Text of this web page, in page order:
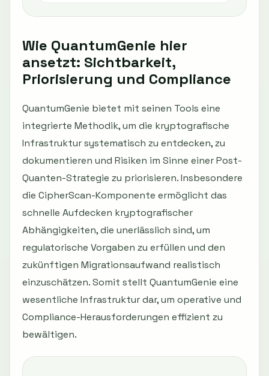
Wie QuantumGenie hier
ansetzt: Sichtbarkeit,
Priorisierung und Compliance
QuantumGenie bietet mit seinen Tools eine
integrierte Methodik, um die kryptografische
Infrastruktur systematisch zu entdecken, zu
dokumentieren und Risiken im Sinne einer Post-
Quanten-Strategie zu priorisieren. Insbesondere
die CipherScan-Komponente ermöglicht das
schnelle Aufdecken kryptografischer
Abhängigkeiten, die unerlässlich sind, um
regulatorische Vorgaben zu erfüllen und den
zukünftigen Migrationsaufwand realistisch
einzuschätzen. Somit stellt QuantumGenie eine
wesentliche Infrastruktur dar, um operative und
Compliance-Herausforderungen effizient zu
bewältigen.